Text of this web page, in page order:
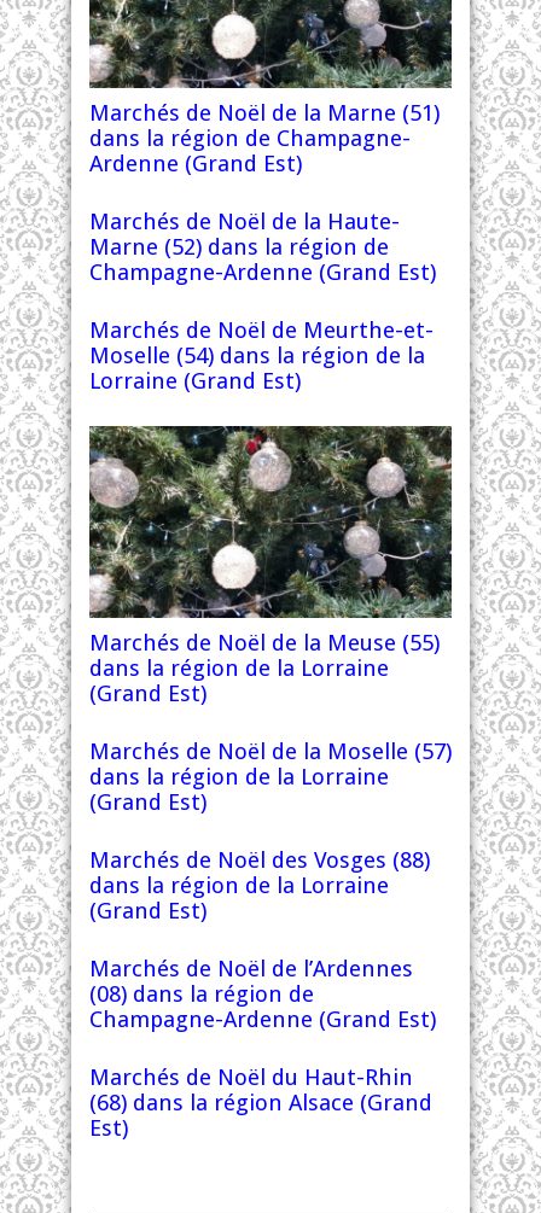
Marchés de Noël de la Marne (51)
dans la région de Champagne-
Ardenne (Grand Est)
Marchés de Noël de la Haute-
Marne (52) dans la région de
Champagne-Ardenne (Grand Est)
Marchés de Noël de Meurthe-et-
Moselle (54) dans la région de la
Lorraine (Grand Est)
Marchés de Noël de la Meuse (55)
dans la région de la Lorraine
(Grand Est)
Marchés de Noël de la Moselle (57)
dans la région de la Lorraine
(Grand Est)
Marchés de Noël des Vosges (88)
dans la région de la Lorraine
(Grand Est)
Marchés de Noël de l’Ardennes
(08) dans la région de
Champagne-Ardenne (Grand Est)
Marchés de Noël du Haut-Rhin
(68) dans la région Alsace (Grand
Est)